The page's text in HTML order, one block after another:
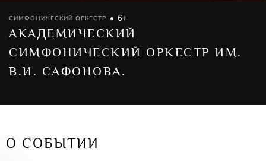
СИМФОНИЧЕСКИЙ ОРКЕСТР 6+
АКАДЕМИЧЕСКИЙ
СИМФОНИЧЕСКИЙ ОРКЕСТР ИМ.
В.И. САФОНОВА.
О СОБЫТИИ